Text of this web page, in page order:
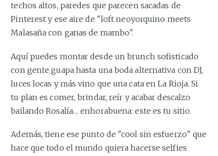
techos altos, paredes que parecen sacadas de
Pinterest y ese aire de "loft neoyorquino meets
Malasaña con ganas de mambo".
Aquí puedes montar desde un brunch sofisticado
con gente guapa hasta una boda alternativa con DJ,
luces locas y más vino que una cata en La Rioja. Si
tu plan es comer, brindar, reír y acabar descalzo
bailando Rosalía… enhorabuena: este es tu sitio.
Además, tiene ese punto de "cool sin esfuerzo" que
hace que todo el mundo quiera hacerse selfies